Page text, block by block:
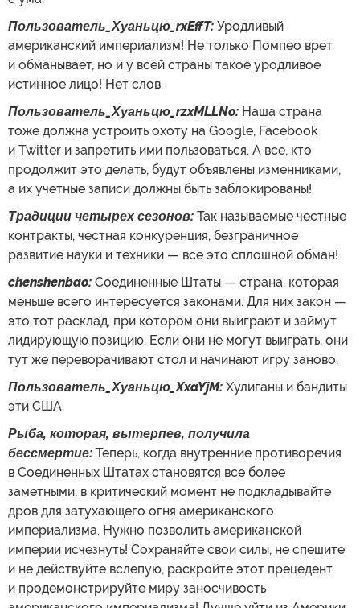
Пользователь_Хуаньцю_rxEffT: Уродливый
американский империализм! Не только Помпео врет
и обманывает, но и у всей страны такое уродливое
истинное лицо! Нет слов.
Пользователь_Хуаньцю_rzxMLLNo: Наша страна
тоже должна устроить охоту на Google, Facebook
и Twitter и запретить ими пользоваться. А все, кто
продолжит это делать, будут объявлены изменниками,
а их учетные записи должны быть заблокированы!
Традиции четырех сезонов: Так называемые честные
контракты, честная конкуренция, безграничное
развитие науки и техники — все это сплошной обман!
chenshenbao: Соединенные Штаты — страна, которая
меньше всего интересуется законами. Для них закон —
это тот расклад, при котором они выиграют и займут
лидирующую позицию. Если они не могут выиграть, они
тут же переворачивают стол и начинают игру заново.
Пользователь_Хуаньцю_XxaYjM: Хулиганы и бандиты
эти США.
Рыба, которая, вытерпев, получила
бессмертие: Теперь, когда внутренние противоречия
в Соединенных Штатах становятся все более
заметными, в критический момент не подкладывайте
дров для затухающего огня американского
империализма. Нужно позволить американской
империи исчезнуть! Сохраняйте свои силы, не спешите
и не действуйте вслепую, раскройте этот прецедент
и продемонстрируйте миру заносчивость